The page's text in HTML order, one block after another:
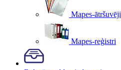
Mapes-ātršuvēji
Mapes-reģistri